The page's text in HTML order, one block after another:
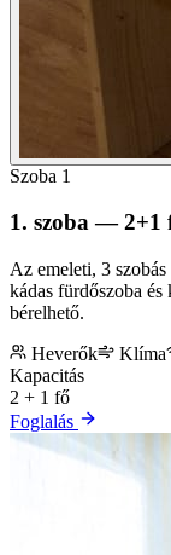
Szoba 1
1. szoba — 2+1
Az emeleti, 3
kádas fürdőszoba
bérelhető.
Heverők
Klíma
Kapacitás
2 + 1 fő
Foglalás